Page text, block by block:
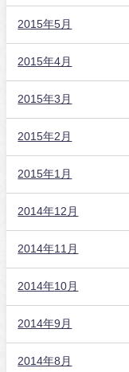
2015年5月
2015年4月
2015年3月
2015年2月
2015年1月
2014年12月
2014年11月
2014年10月
2014年9月
2014年8月